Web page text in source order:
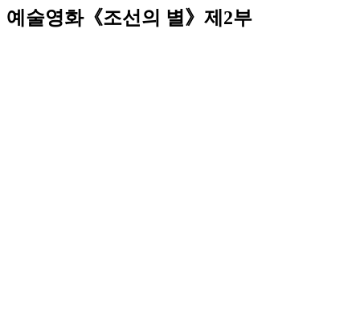
예술영화《조선의 별》제2부